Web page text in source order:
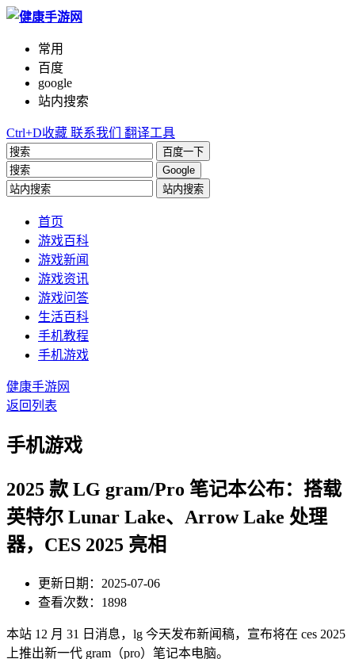
常用
百度
google
站内搜索
Ctrl+D收藏 联系我们 翻译工具
百度一下
Google
站内搜索
首页
游戏百科
游戏新闻
游戏资讯
游戏问答
生活百科
手机教程
手机游戏
健康手游网
返回列表
手机游戏
2025 款 LG gram/Pro 笔记本公布：搭载
英特尔 Lunar Lake、Arrow Lake 处理
器，CES 2025 亮相
更新日期：2025-07-06
查看次数：1898
本站 12 月 31 日消息，lg 今天发布新闻稿，宣布将在 ces 2025
上推出新一代 gram（pro）笔记本电脑。